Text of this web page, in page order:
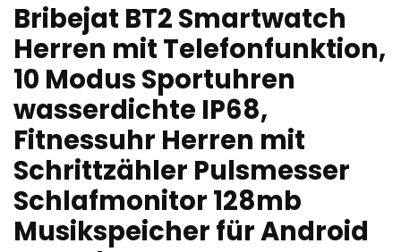
Bribejat BT2 Smartwatch
Herren mit Telefonfunktion,
10 Modus Sportuhren
wasserdichte IP68,
Fitnessuhr Herren mit
Schrittzähler Pulsmesser
Schlafmonitor 128mb
Musikspeicher für Android